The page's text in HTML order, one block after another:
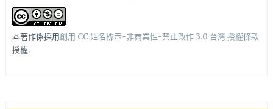
本著作係採用創用 CC 姓名標示-非商業性-禁止改作 3.0 台灣 授權條款
授權.